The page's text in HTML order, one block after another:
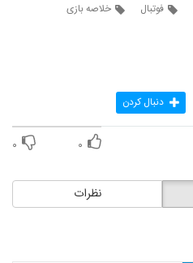
فوتبال
خلاصه بازی
دنبال کردن
۰ ۰
نظرات